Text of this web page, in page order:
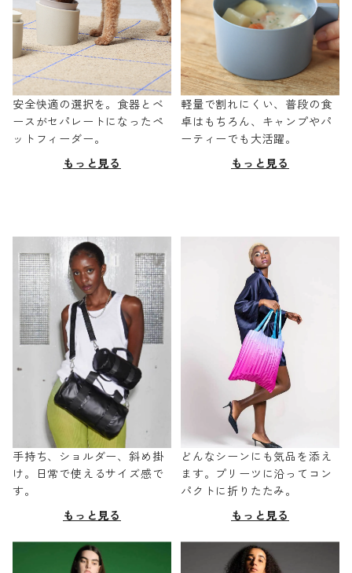
安全快適の選択を。食器とベ
ースがセパレートになったペ
ットフィーダー。
もっと見る
軽量で割れにくい、普段の食
卓はもちろん、キャンプやパ
ーティーでも大活躍。
もっと見る
手持ち、ショルダー、斜め掛
け。日常で使えるサイズ感で
す。
もっと見る
どんなシーンにも気品を添え
ます。プリーツに沿ってコン
パクトに折りたたみ。
もっと見る